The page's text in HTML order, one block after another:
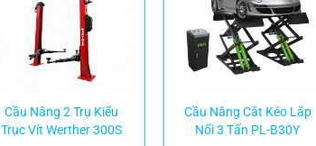
Cầu Nâng 2 Trụ Kiểu
Trục Vít Werther 300S
Cầu Nâng Cắt Kéo Lắp
Nổi 3 Tấn PL-B30Y